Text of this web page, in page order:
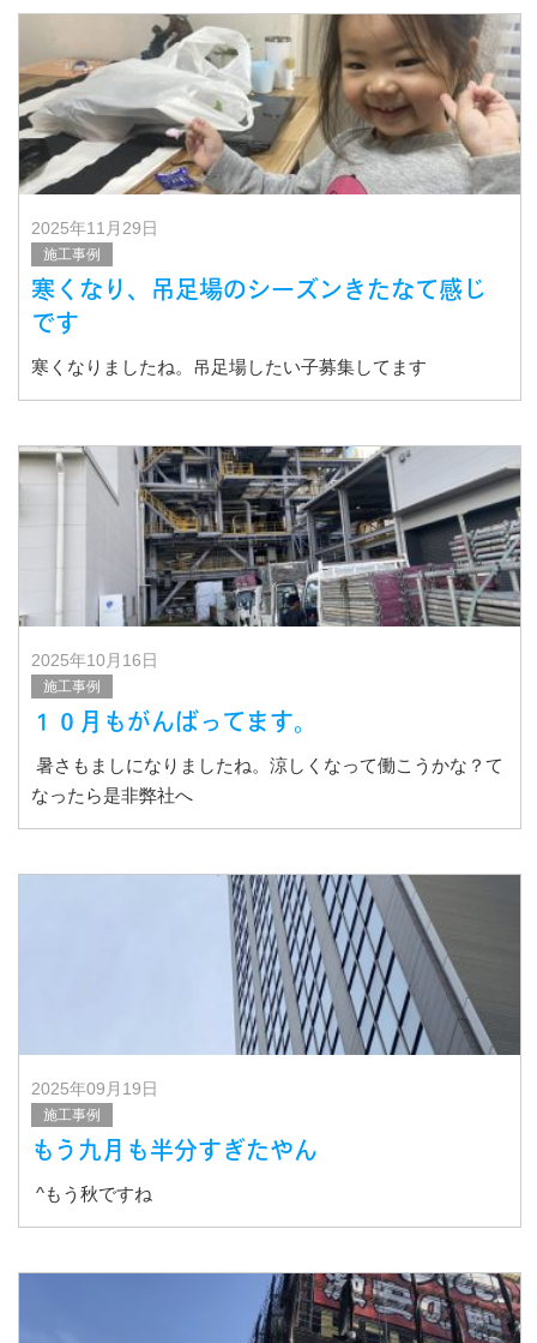
2025年11月29日
施工事例
寒くなり、吊足場のシーズンきたなて感じ
です
寒くなりましたね。吊足場したい子募集してます
2025年10月16日
施工事例
１０月もがんばってます。
暑さもましになりましたね。涼しくなって働こうかな？て
なったら是非弊社へ
2025年09月19日
施工事例
もう九月も半分すぎたやん
^もう秋ですね